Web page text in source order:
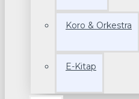
Koro & Orkestra
E-Kitap